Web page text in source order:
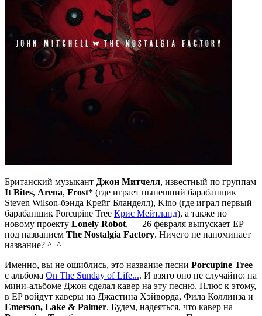
Британский музыкант Джон Митчелл, известный по группам
It Bites, Arena, Frost* (где играет нынешний барабанщик
Steven Wilson-бэнда Крейг Бланделл), Kino (где играл первый
барабанщик Porcupine Tree Крис Мейтланд), а также по
новому проекту Lonely Robot, — 26 февраля выпускает EP
под названием The Nostalgia Factory. Ничего не напоминает
название? ^_^
Именно, вы не ошиблись, это название песни Porcupine Tree
с альбома On The Sunday of Life.... И взято оно не случайно: на
мини-альбоме Джон сделал кавер на эту песню. Плюс к этому,
в EP войдут каверы на Джастина Хэйворда, Фила Коллинза и
Emerson, Lake & Palmer. Будем, надеяться, что кавер на